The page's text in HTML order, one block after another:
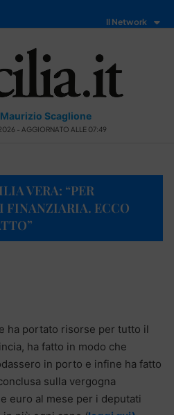
Il Network
Scaglione
- AGGIORNATO ALLE 07:49
VERA: “PER
FINANZIARIA. ECCO
ha portato risorse per tutto il
ha fatto in modo che
in porto e infine ha fatto
sulla vergogna
euro al mese per i deputati